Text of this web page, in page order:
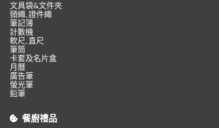
文具袋&文件夾
頸繩, 證件繩
筆記簿
計數機
軟尺, 直尺
筆筒
卡套及名片盒
月曆
廣告筆
螢光筆
鉛筆
餐廚禮品